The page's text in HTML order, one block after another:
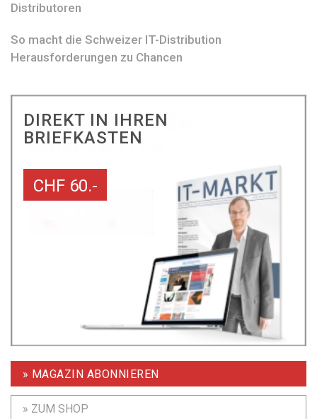
Distributoren
So macht die Schweizer IT-Distribution
Herausforderungen zu Chancen
DIREKT IN IHREN
BRIEFKASTEN
CHF 60.-
» MAGAZIN ABONNIEREN
» ZUM SHOP